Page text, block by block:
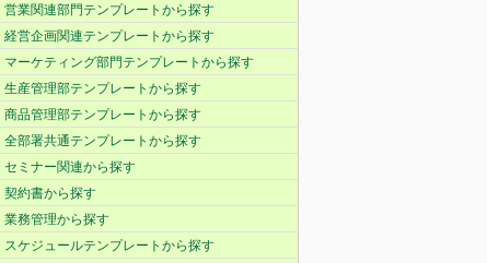
営業関連部門テンプレートから探す
経営企画関連テンプレートから探す
マーケティング部門テンプレートから探す
生産管理部テンプレートから探す
商品管理部テンプレートから探す
全部署共通テンプレートから探す
セミナー関連から探す
契約書から探す
業務管理から探す
スケジュールテンプレートから探す